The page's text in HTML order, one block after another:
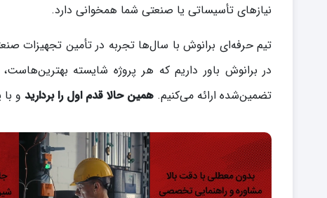
نیازهای تأسیساتی یا صنعتی شما همخوانی دارد.
تیم حرفه‌ای برانوش با سال‌ها تجربه در تأمین تجهیزات
در برانوش باور داریم که هر پروژه شایسته
تضمین‌شده ارائه می‌کنیم. همین حالا قدم اول را برداریدو با